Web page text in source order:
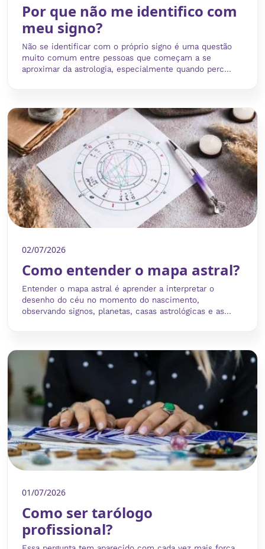
Por que não me identifico com
meu signo?
Não se identificar com o próprio signo é uma questão
muito comum entre pessoas que começam a se
aproximar da astrologia, especialmente quando perc...
02/07/2026
Como entender o mapa astral?
Entender o mapa astral é aprender a interpretar o
desenho do céu no momento do nascimento,
observando signos, planetas, casas astrológicas e as...
01/07/2026
Como ser tarólogo
profissional?